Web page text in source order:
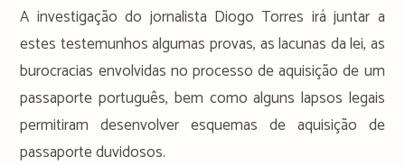
A investigação do jornalista Diogo Torres irá juntar a
estes testemunhos algumas provas, as lacunas da lei, as
burocracias envolvidas no processo de aquisição de um
passaporte português, bem como alguns lapsos legais
permitiram desenvolver esquemas de aquisição de
passaporte duvidosos.